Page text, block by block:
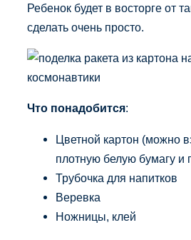
Ребенок будет в восторге от
сделать очень просто.
Что понадобится:
Цветной картон (можно
плотную белую бумагу и
Трубочка для напитков
Веревка
Ножницы, клей